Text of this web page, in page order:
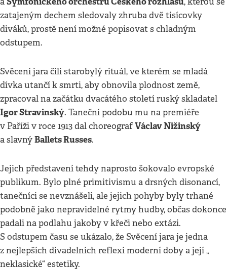
zatajeným dechem sledovaly zhruba dvě tisícovky
diváků, prostě není možné popisovat s chladným
odstupem.
Svěcení jara čili starobylý rituál, ve kterém se mladá
dívka utančí k smrti, aby obnovila plodnost země,
zpracoval na začátku dvacátého století ruský skladatel
Igor Stravinský. Taneční podobu mu na premiéře
v Paříži v roce 1913 dal choreografVáclav Nižinský
a slavnýBallets Russes.
Jejich představení tehdy naprosto šokovalo evropské
publikum. Bylo plné primitivismu a drsných disonancí,
tanečníci se nevznášeli, ale jejich pohyby byly trhané
podobně jako nepravidelné rytmy hudby, občas dokonce
padali na podlahu jakoby v křeči nebo extázi.
S odstupem času se ukázalo, že Svěcení jara je jedna
z nejlepších divadelních reflexí moderní doby a její „
neklasické“ estetiky.